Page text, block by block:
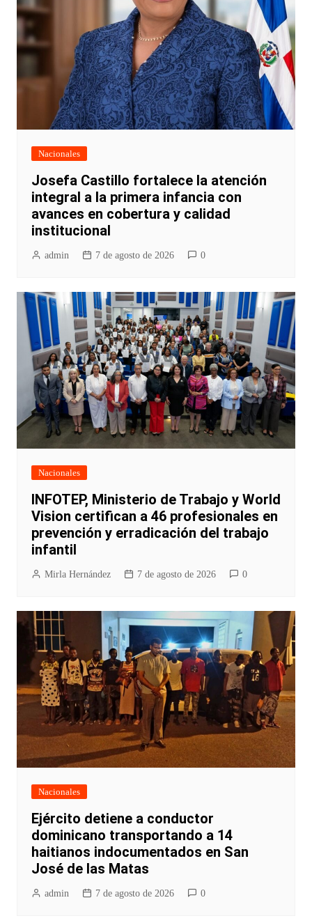
Nacionales
Josefa Castillo fortalece la atención
integral a la primera infancia con
avances en cobertura y calidad
institucional
admin 7 de agosto de 2026 0
Nacionales
INFOTEP, Ministerio de Trabajo y World
Vision certifican a 46 profesionales en
prevención y erradicación del trabajo
infantil
Mirla Hernández 7 de agosto de 2026 0
Nacionales
Ejército detiene a conductor
dominicano transportando a 14
haitianos indocumentados en San
José de las Matas
admin 7 de agosto de 2026 0